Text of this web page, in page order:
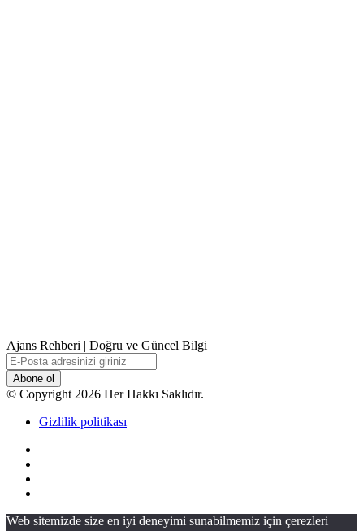
Ajans Rehberi | Doğru ve Güncel Bilgi
E-
Posta
adresinizi
giriniz
© Copyright 2026 Her Hakkı Saklıdır.
Gizlilik politikası
Başa
Web sitemizde size en iyi deneyimi sunabilmemiz için çerezleri